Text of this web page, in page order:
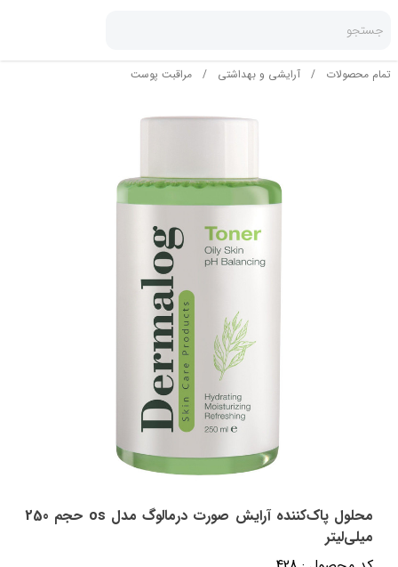
جستجو
تمام محصولات / آرایشی و بهداشتی / مراقبت پوست
محلول پاک‌کننده آرایش صورت درمالوگ مدل os حجم 250
میلی‌لیتر